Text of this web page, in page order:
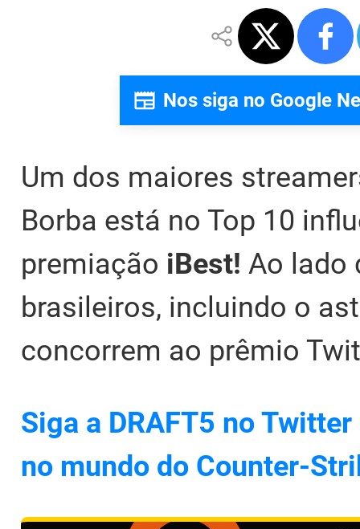
Nos siga no Google
Um dos maiores
Borba está no Top 10
premiação iBest! Ao lado
brasileiros, incluindo o
concorrem ao prêmio
Siga a DRAFT5 no
no mundo do Counter-